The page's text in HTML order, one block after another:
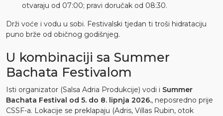
otvaraju od 07:00; pravi doručak od 08:30.
Drži voće i vodu u sobi. Festivalski tjedan ti troši hidrataciju
puno brže od običnog godišnjeg.
U kombinaciji sa Summer
Bachata Festivalom
Isti organizator (Salsa Adria Produkcije) vodi i Summer
Bachata Festival od 5. do 8. lipnja 2026., neposredno prije
CSSF-a. Lokacije se preklapaju (Adris, Villas Rubin, otok